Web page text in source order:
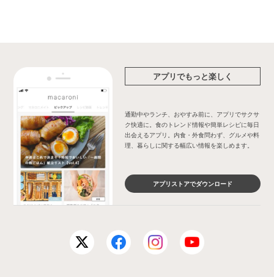
アプリでもっと楽しく
通勤中やランチ、おやすみ前に、アプリでサクサ
ク快適に。食のトレンド情報や簡単レシピに毎日
出会えるアプリ。内食・外食問わず、グルメや料
理、暮らしに関する幅広い情報を楽しめます。
アプリストアでダウンロード